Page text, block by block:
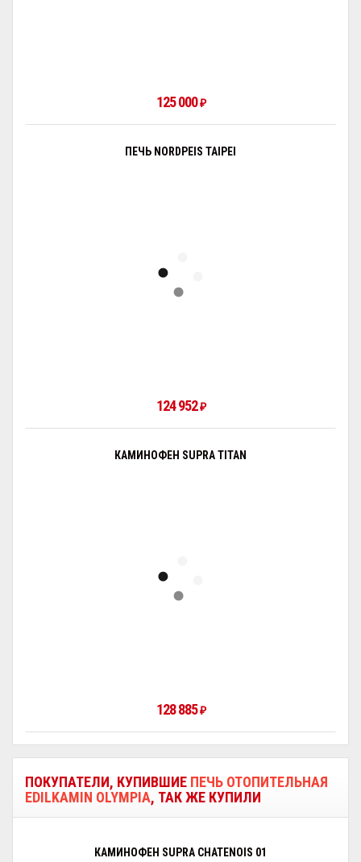
125 000₽
ПЕЧЬ NORDPEIS TAIPEI
124 952₽
КАМИНОФЕН SUPRA TITAN
128 885₽
ПОКУПАТЕЛИ, КУПИВШИЕ ПЕЧЬ ОТОПИТЕЛЬНАЯ
EDILKAMIN OLYMPIA, ТАК ЖЕ КУПИЛИ
КАМИНОФЕН SUPRA CHATENOIS 01